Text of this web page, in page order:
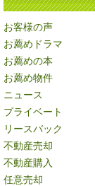
お客様の声
お薦めドラマ
お薦めの本
お薦め物件
ニュース
プライベート
リースバック
不動産売却
不動産購入
任意売却